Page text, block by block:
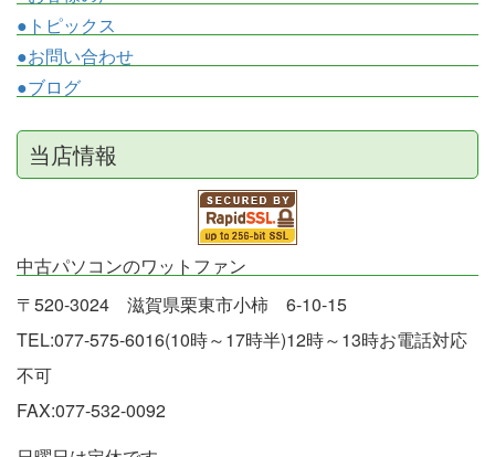
●トピックス
●お問い合わせ
●ブログ
当店情報
中古パソコンのワットファン
〒520-3024 滋賀県栗東市小柿 6-10-15
TEL:077-575-6016(10時～17時半)12時～13時お電話対応
不可
FAX:077-532-0092